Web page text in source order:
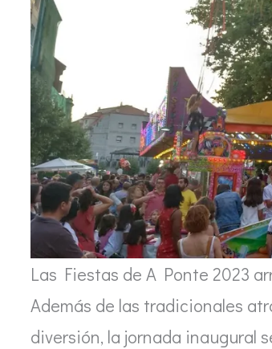
Las Fiestas de A Ponte 2023
Además de las tradicionales
diversión, la jornada inaugural